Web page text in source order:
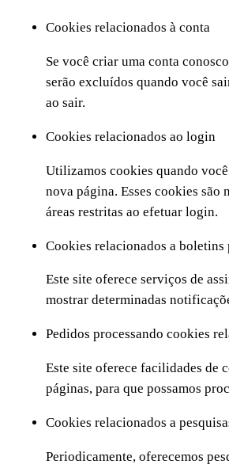
Cookies relacionados à conta
Se você criar uma conta
serão excluídos quando você
ao sair.
Cookies relacionados ao login
Utilizamos cookies quando
nova página. Esses cookies são
áreas restritas ao efetuar login.
Cookies relacionados a boletins
Este site oferece serviços de
mostrar determinadas
Pedidos processando cookies
Este site oferece facilidades de
páginas, para que possamos
Cookies relacionados a
Periodicamente, oferecemos